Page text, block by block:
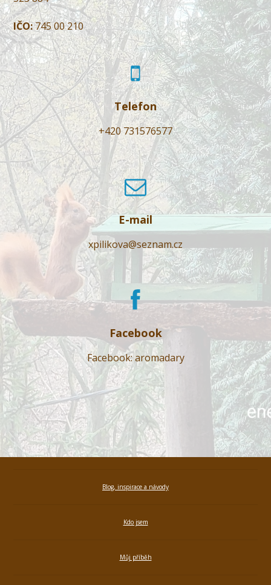
IČO:745 00 210
Telefon
+420 731576577
E-mail
xpilikova@seznam.cz
Facebook
Facebook: aromadary
Blog, inspirace a návody
Kdo jsem
Můj příběh